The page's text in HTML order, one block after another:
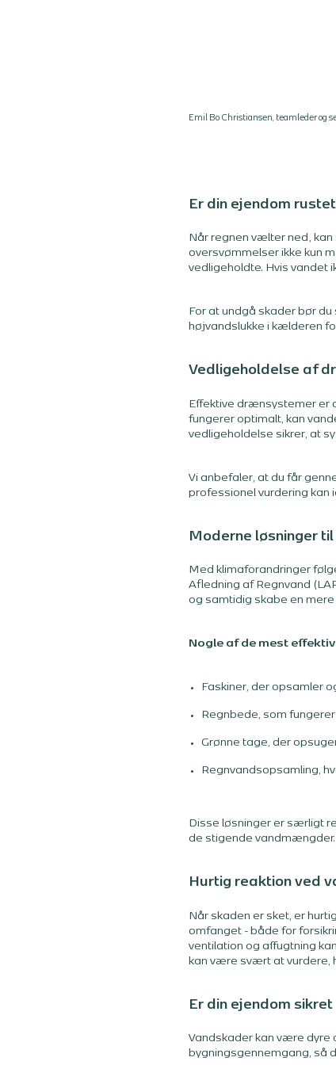
Emil Bo Christiansen, teamleder og
Er din ejendom
Når regnen vælter ned,
oversvømmelser ikke kun
vedligeholdte. Hvis vandet
For at undgå skader bør
højvandslukke i kælderen
Vedligeholdelse af
Effektive drænsystemer er
fungerer optimalt, kan
vedligeholdelse sikrer, at
Vi anbefaler, at du får
professionel vurdering kan
Moderne løsninger
Med klimaforandringer
Afledning af Regnvand
og samtidig skabe en
Nogle af de mest
Faskiner, der opsamler
Regnbede, som
Grønne tage, der
Regnvandsopsamling,
Disse løsninger er særligt
de stigende vandmængder.
Hurtig reaktion ved
Når skaden er sket, er
omfanget - både for
ventilation og affugtning
kan være svært at vurdere,
Er din ejendom
Vandskader kan være dyre
bygningsgennemgang, så